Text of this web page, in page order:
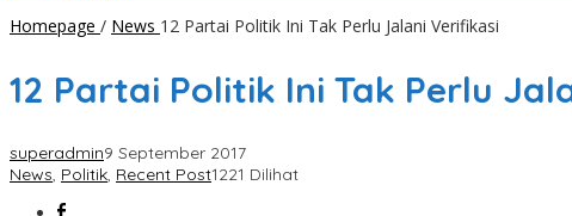
Homepage / News 12 Partai Politik Ini Tak Perlu Jalani Verifikasi
12 Partai Politik Ini Tak Perlu
superadmin9 September 2017
News, Politik, Recent Post1221 Dilihat